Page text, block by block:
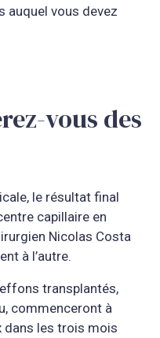
auquel vous devez
vous des
le résultat final
capillaire en
Nicolas Costa
à l’autre.
transplantés,
commenceront à
dans les trois mois